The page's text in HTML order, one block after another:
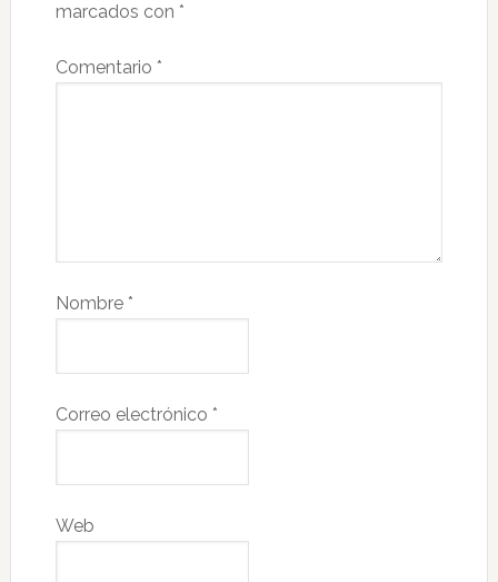
marcados con *
Comentario *
Nombre *
Correo electrónico *
Web